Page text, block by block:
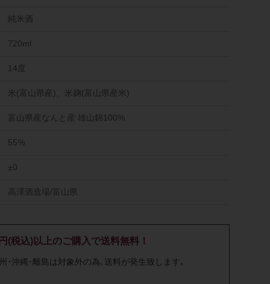
純米酒
720ml
14度
米(富山県産)、米麹(富山県産米)
富山県産なんと産 雄山錦100%
55%
±0
高澤酒造場/富山県
(税込)以上のご購入で送料無料！
･沖縄･離島は対象外の為､送料が発生致します｡